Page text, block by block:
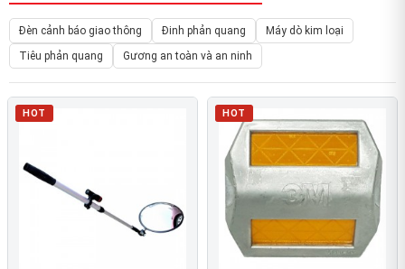
Đèn cảnh báo giao thông Đinh phản quang
Máy dò kim loại
Tiêu phản quang
Gương an toàn và an ninh
HOT HOT